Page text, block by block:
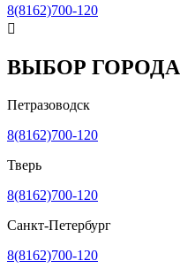
8(8162)700-120

ВЫБОР ГОРОДА
Петразоводск
8(8162)700-120
Тверь
8(8162)700-120
Санкт-Петербург
8(8162)700-120